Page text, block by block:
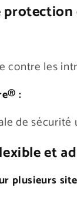
contre les
:
de
et
plusieurs